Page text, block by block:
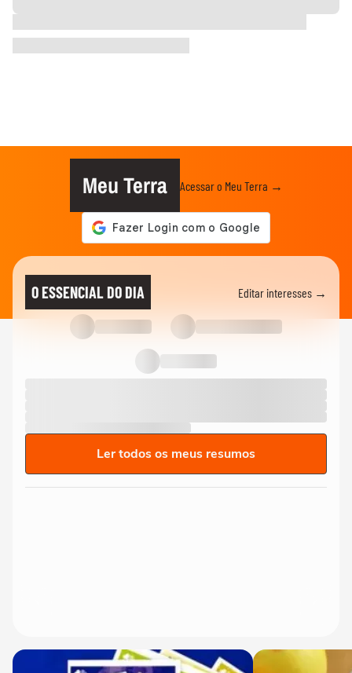
Meu Terra Acessar o Meu Terra →
O ESSENCIAL DO DIA Editar interesses →
Ler todos os meus resumos